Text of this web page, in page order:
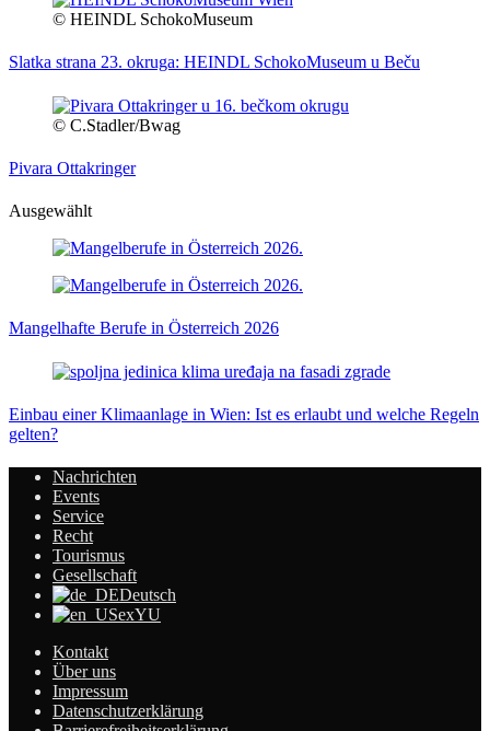
© HEINDL SchokoMuseum
Slatka strana 23. okruga: HEINDL SchokoMuseum u Beču
© C.Stadler/Bwag
Pivara Ottakringer
Ausgewählt
Mangelhafte Berufe in Österreich 2026
Einbau einer Klimaanlage in Wien: Ist es erlaubt und welche Regeln
gelten?
Nachrichten
Events
Service
Recht
Tourismus
Gesellschaft
Deutsch
exYU
Kontakt
Über uns
Impressum
Datenschutzerklärung